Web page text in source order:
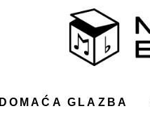
DOMAĆA GLAZBA